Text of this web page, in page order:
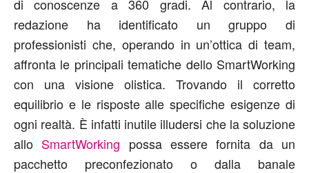
di conoscenze a 360 gradi. Al contrario, la
redazione ha identificato un gruppo di
professionisti che, operando in un’ottica di team,
affronta le principali tematiche dello SmartWorking
con una visione olistica. Trovando il corretto
equilibrio e le risposte alle specifiche esigenze di
ogni realtà. È infatti inutile illudersi che la soluzione
allo SmartWorking possa essere fornita da un
pacchetto preconfezionato o dalla banale